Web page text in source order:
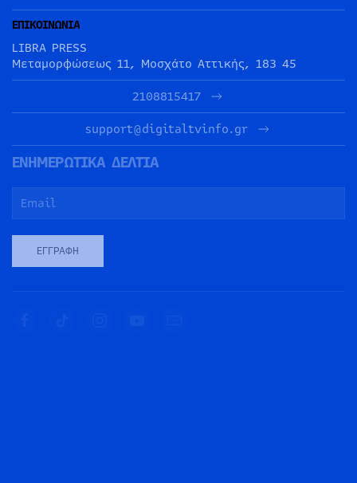
ΕΠΙΚΟΙΝΩΝΙΑ
LIBRA PRESS
Μεταμορφώσεως 11, Μοσχάτο Αττικής, 183 45
2108815417
support@digitaltvinfo.gr
ΕΝΗΜΕΡΩΤΙΚΑ ΔΕΛΤΙΑ
ΕΓΓΡΑΦΉ